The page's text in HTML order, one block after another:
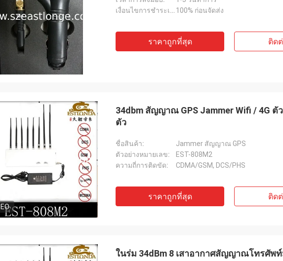
เงื่อนไขการชำระเงิน: 100% ก่อนจัดส่ง
ราคาถูกที่สุด ติด
34dbm สัญญาณ GPS Jammer Wifi / 4G
ตัว
ชื่อสินค้า:
Jammer สัญญาณ GPS
ตัวอย่างหมายเลข:
EST-808M2
ความถี่การติดขัด:
CDMA/GSM, DCS/PHS
ราคาถูกที่สุด ติด
ในร่ม 34dBm 8 เสาอากาศสัญญาณโทรศัพ